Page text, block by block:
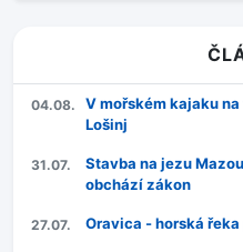
04.08.
V mořském kajaku
Lošinj
31.07.
Stavba na jezu
obchází zákon
27.07. Oravica - horská